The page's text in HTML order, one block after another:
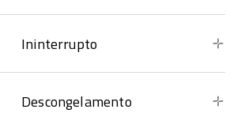
Ininterrupto
Descongelamento